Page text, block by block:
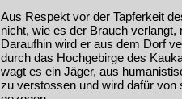
Aus Respekt vor der Tapferkeit
nicht, wie es der Brauch
Daraufhin wird er aus dem Dorf
durch das Hochgebirge des
wagt es ein Jäger, aus
zu verstossen und wird dafür